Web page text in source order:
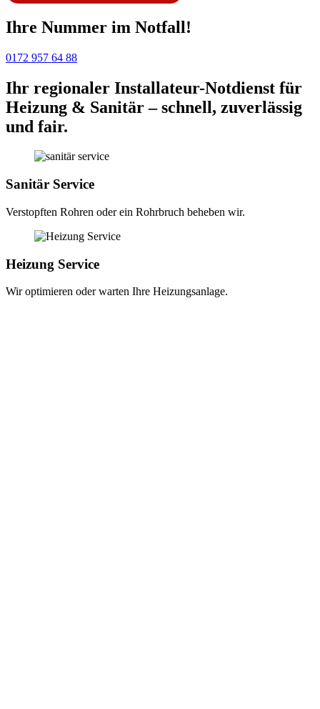
Ihre Nummer im Notfall!
0172 957 64 88
Ihr regionaler Installateur-Notdienst für
Heizung & Sanitär – schnell, zuverlässig
und fair.
Sanitär Service
Verstopften Rohren oder ein Rohrbruch beheben wir.
Heizung Service
Wir optimieren oder warten Ihre Heizungsanlage.